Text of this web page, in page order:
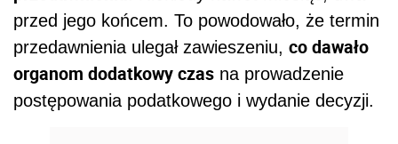
przed jego końcem. To powodowało, że termin
przedawnienia ulegał zawieszeniu, co dawało
organom dodatkowy czas na prowadzenie
postępowania podatkowego i wydanie decyzji.